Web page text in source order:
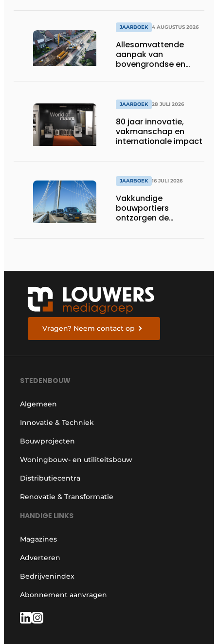
JAARBOEK 4 AUGUSTUS 2026
Allesomvattende
aanpak van
bovengrondse en
JAARBOEK 28 JULI 2026
80 jaar innovatie,
vakmanschap en
internationale impact
JAARBOEK 16 JULI 2026
Vakkundige
bouwportiers
ontzorgen de
Vragen? Neem contact op
STEDENBOUW
Algemeen
Innovatie & Techniek
Bouwprojecten
Woningbouw- en utiliteitsbouw
Distributiecentra
Renovatie & Transformatie
HANDIGE LINKS
Magazines
Adverteren
Bedrijvenindex
Abonnement aanvragen